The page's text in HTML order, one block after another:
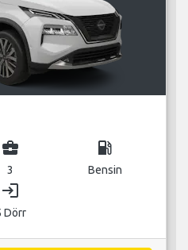
business_center
3
local_gas_station
Bensin
login
Dörr